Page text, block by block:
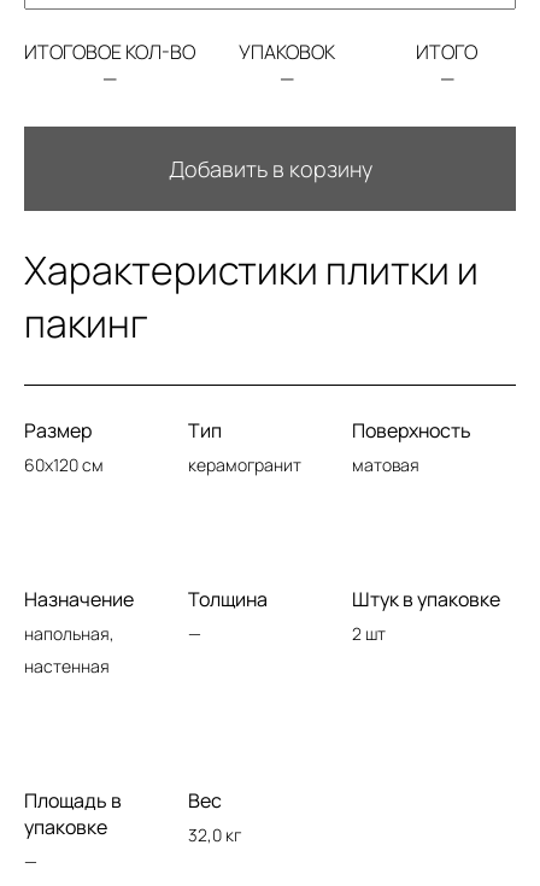
ИТОГОВОЕ КОЛ-ВО
—
УПАКОВОК
—
ИТОГО
—
Добавить в корзину
Характеристики плитки и
пакинг
Размер
60x120 см
Тип
керамогранит
Поверхность
матовая
Назначение
напольная,
настенная
Толщина
—
Штук в упаковке
2 шт
Площадь в
упаковке
—
Вес
32,0 кг